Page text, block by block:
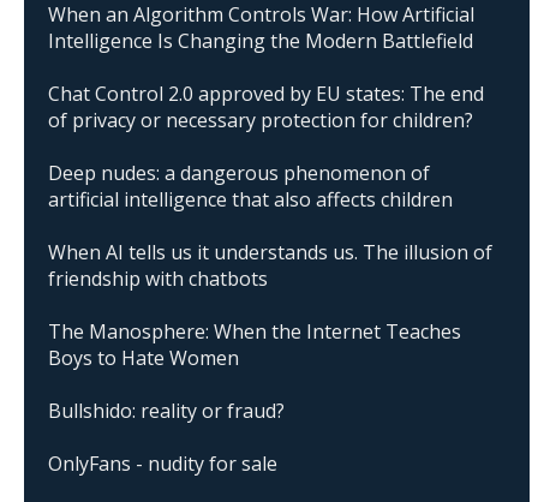
When an Algorithm Controls War: How Artificial
Intelligence Is Changing the Modern Battlefield
Chat Control 2.0 approved by EU states: The end
of privacy or necessary protection for children?
Deep nudes: a dangerous phenomenon of
artificial intelligence that also affects children
When AI tells us it understands us. The illusion of
friendship with chatbots
The Manosphere: When the Internet Teaches
Boys to Hate Women
Bullshido: reality or fraud?
OnlyFans - nudity for sale